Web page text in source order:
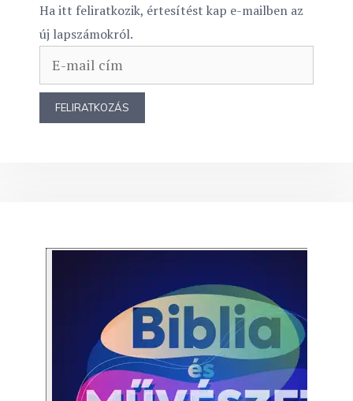
Ha itt feliratkozik, értesítést kap e-mailben az
új lapszámokról.